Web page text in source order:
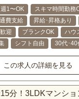
週1〜OK
スキマ時間勤務
費支給 昇給･昇格あり
迎 ブランクOK
ハウ
シフト自由 30代･40
この求人の詳細を見る
分！3LDKマンシ